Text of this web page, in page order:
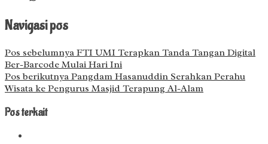
Navigasi pos
Pos sebelumnya FTI UMI Terapkan Tanda Tangan Digital
Ber-Barcode Mulai Hari Ini
Pos berikutnya Pangdam Hasanuddin Serahkan Perahu
Wisata ke Pengurus Masjid Terapung Al-Alam
Pos terkait